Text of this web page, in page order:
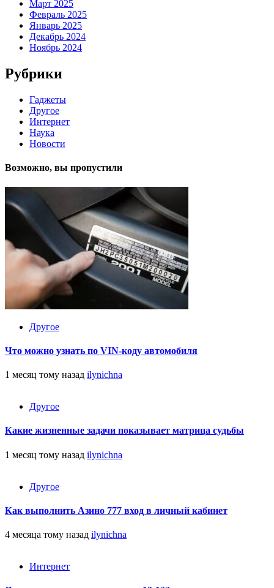
Март 2025
Февраль 2025
Январь 2025
Декабрь 2024
Ноябрь 2024
Рубрики
Гаджеты
Другое
Интернет
Наука
Новости
Возможно, вы пропустили
Другое
Что можно узнать по VIN-коду автомобиля
1 месяц тому назад ilynichna
Другое
Какие жизненные задачи показывает матрица судьбы
1 месяц тому назад ilynichna
Другое
Как выполнить Азино 777 вход в личный кабинет
4 месяца тому назад ilynichna
Интернет